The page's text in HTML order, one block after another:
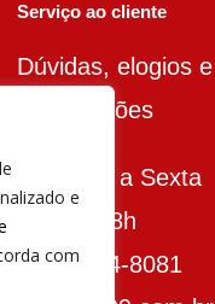
e
com
Serviço ao cliente
Dúvidas, elogios e
reclamações
Segunda a Sexta
08h às 18h
(19) 3014-8081